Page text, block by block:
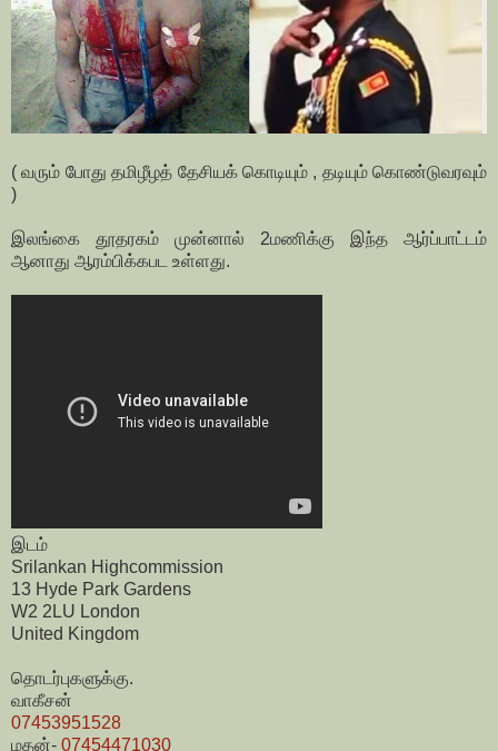
( வரும் போது தமிழீழத் தேசியக் கொடியும் , தடியும் கொண்டுவரவும்
)
இலங்கை தூதரகம் முன்னால் 2மணிக்கு இந்த ஆர்ப்பாட்டம்
ஆனாது ஆரம்பிக்கபட உள்ளது.
இடம்
Srilankan Highcommission
13 Hyde Park Gardens
W2 2LU London
United Kingdom
தொடர்புகளுக்கு.
வாகீசன்
07453951528
மதன்- 07454471030